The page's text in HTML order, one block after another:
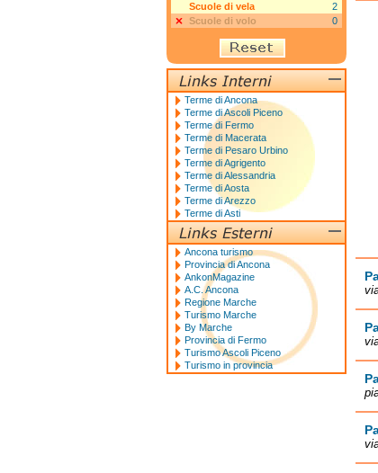
Scuole di vela
2
Scuole di volo
0
Terme di Ancona
Terme di Ascoli Piceno
Terme di Fermo
Terme di Macerata
Terme di Pesaro Urbino
Terme di Agrigento
Terme di Alessandria
Terme di Aosta
Terme di Arezzo
Terme di Asti
Ancona turismo
Provincia di Ancona
AnkonMagazine
A.C. Ancona
Regione Marche
Turismo Marche
By Marche
Provincia di Fermo
Turismo Ascoli Piceno
Turismo in provincia